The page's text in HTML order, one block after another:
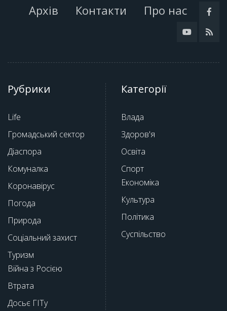
Архів Контакти Про нас
Рубрики
Life
Громадський сектор
Діаспора
Комуналка
Коронавірус
Погода
Природа
Соціальний захист
Туризм
Війна з Росією
Втрата
Досьє ГІТу
Категорії
Влада
Здоров'я
Освіта
Спорт
Економіка
Культура
Політика
Суспільство